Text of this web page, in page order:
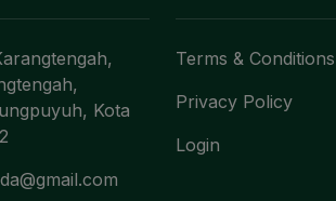
Kota
Terms & Conditions
Privacy Policy
Login